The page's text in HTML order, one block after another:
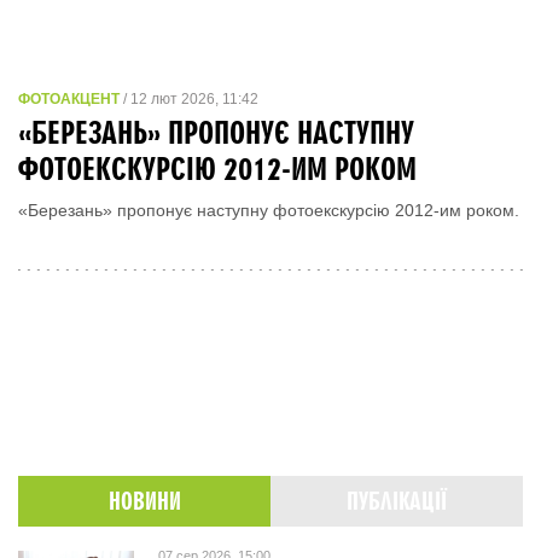
ФОТОАКЦЕНТ/ 12 лют 2026, 11:42
«БЕРЕЗАНЬ» ПРОПОНУЄ НАСТУПНУ
ФОТОЕКСКУРСІЮ 2012-ИМ РОКОМ
«Березань» пропонує наступну фотоекскурсію 2012-им роком.
НОВИНИ